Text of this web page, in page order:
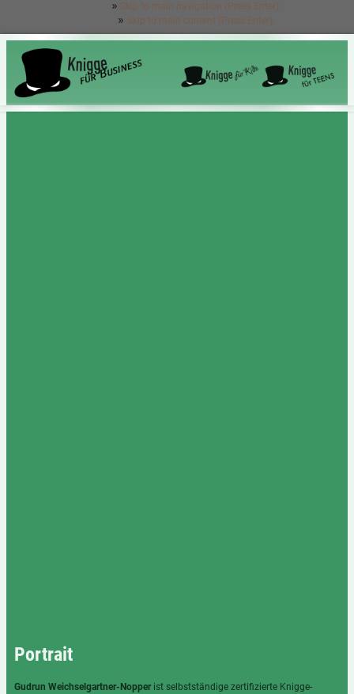
Skip to main navigation (Press Enter).
Skip to main content (Press Enter).
Portrait
Gudrun Weichselgartner-Nopper ist selbstständige zertifizierte Knigge-